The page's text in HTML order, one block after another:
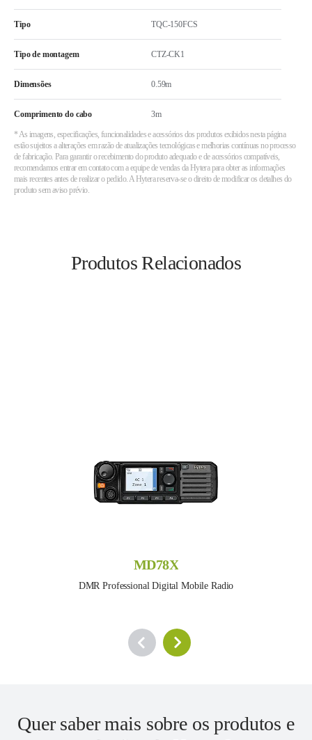
Tipo TQC-150FCS
Tipo de montagem CTZ-CK1
Dimensões 0.59m
Comprimento do cabo 3m
* As imagens, especificações, funcionalidades e acessórios dos produtos exibidos nesta página
estão sujeitos a alterações em razão de atualizações tecnológicas e melhorias contínuas no processo
de fabricação. Para garantir o recebimento do produto adequado e de acessórios compatíveis,
recomendamos entrar em contato com a equipe de vendas da Hytera para obter as informações
mais recentes antes de realizar o pedido. A Hytera reserva-se o direito de modificar os detalhes do
produto sem aviso prévio.
Produtos Relacionados
MD78X
DMR Professional Digital Mobile Radio
Quer saber mais sobre os produtos e